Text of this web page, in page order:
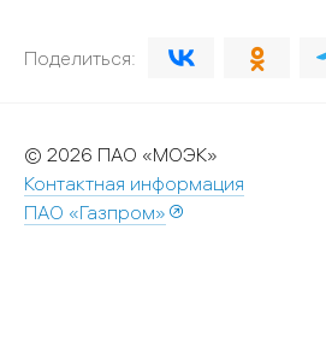
Поделиться:
© 2026 ПАО «МОЭК»
Контактная информация
ПАО «Газпром»